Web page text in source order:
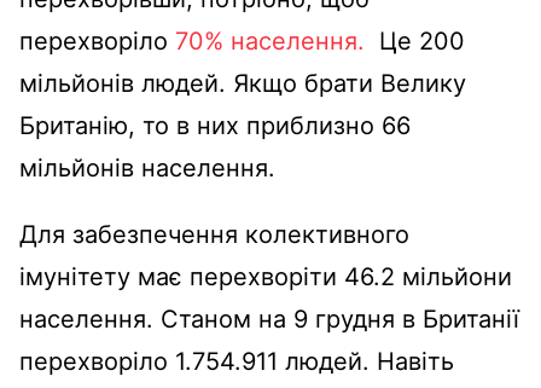
перехворіло 70% населення. Це 200
мільйонів людей. Якщо брати Велику
Британію, то в них приблизно 66
мільйонів населення.
Для забезпечення колективного
імунітету має перехворіти 46.2 мільйони
населення. Станом на 9 грудня в Британії
перехворіло 1.754.911 людей. Навіть